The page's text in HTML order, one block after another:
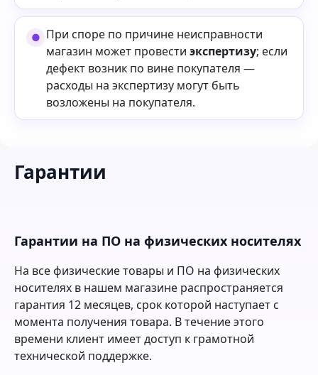
При споре по причине неисправности
магазин может провести экспертизу; если
дефект возник по вине покупателя —
расходы на экспертизу могут быть
возложены на покупателя.
Гарантии
Гарантии на ПО на физических носителях
На все физические товары и ПО на физических
носителях в нашем магазине распространяется
гарантия 12 месяцев, срок которой наступает с
момента получения товара. В течение этого
времени клиент имеет доступ к грамотной
технической поддержке.